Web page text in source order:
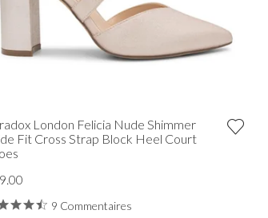
London Felicia Nude Shimmer
Fit Cross Strap Block Heel Court
9 Commentaires